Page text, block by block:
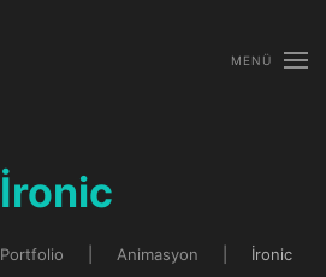
MENÜ
İronic
Portfolio Animasyon İronic